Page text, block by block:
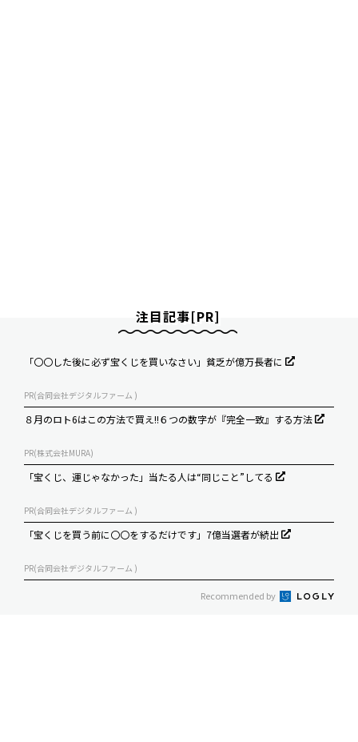
注目記事[PR]
「〇〇した後に必ず宝くじを買いなさい」貧乏が億万長者に
PR(合同会社デジタルファーム )
８月のロト6はこの方法で買え!!６つの数字が『完全一致』する方法
PR(株式会社MURA)
「宝くじ、運じゃなかった」当たる人は“同じこと”してる
PR(合同会社デジタルファーム )
「宝くじを買う前に〇〇をするだけです」7億当選者が続出
PR(合同会社デジタルファーム )
Recommended by